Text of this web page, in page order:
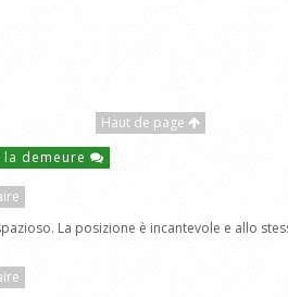
Haut de page
demeure
La posizione è incantevole e allo